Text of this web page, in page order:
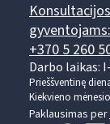
gyventojams:
+370 5 260
Darbo laikas:
Prieššventinę
Kiekvieno
Paklausimas per